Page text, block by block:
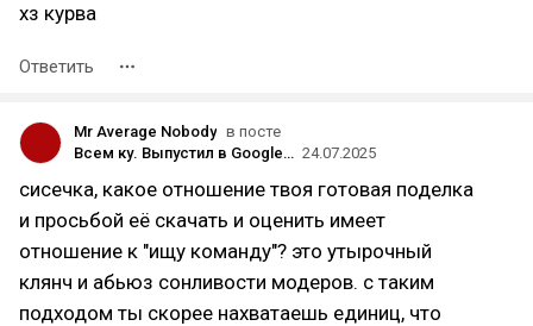
хз курва
Ответить
Mr Average Nobody в посте
Всем ку. Выпустил в Google Play свою первую в жизни игру, которую пилил пол года. 24.07.2025
сисечка, какое отношение твоя готовая поделка
и просьбой её скачать и оценить имеет
отношение к "ищу команду"? это утырочный
клянч и абьюз сонливости модеров. с таким
подходом ты скорее нахватаешь единиц, что